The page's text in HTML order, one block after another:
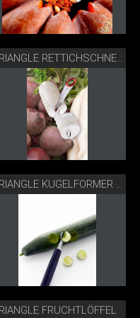
TRIANGLE RETTICHSCHNEIDER
TRIANGLE KUGELFORMER GURKE
FRUCHTLÖFFEL